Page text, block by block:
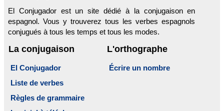
El Conjugador est un site dédié à la conjugaison en
espagnol. Vous y trouverez tous les verbes espagnols
conjugués à tous les temps et tous les modes.
La conjugaison
El Conjugador
Liste de verbes
Règles de grammaire
L'orthographe
Écrire un nombre